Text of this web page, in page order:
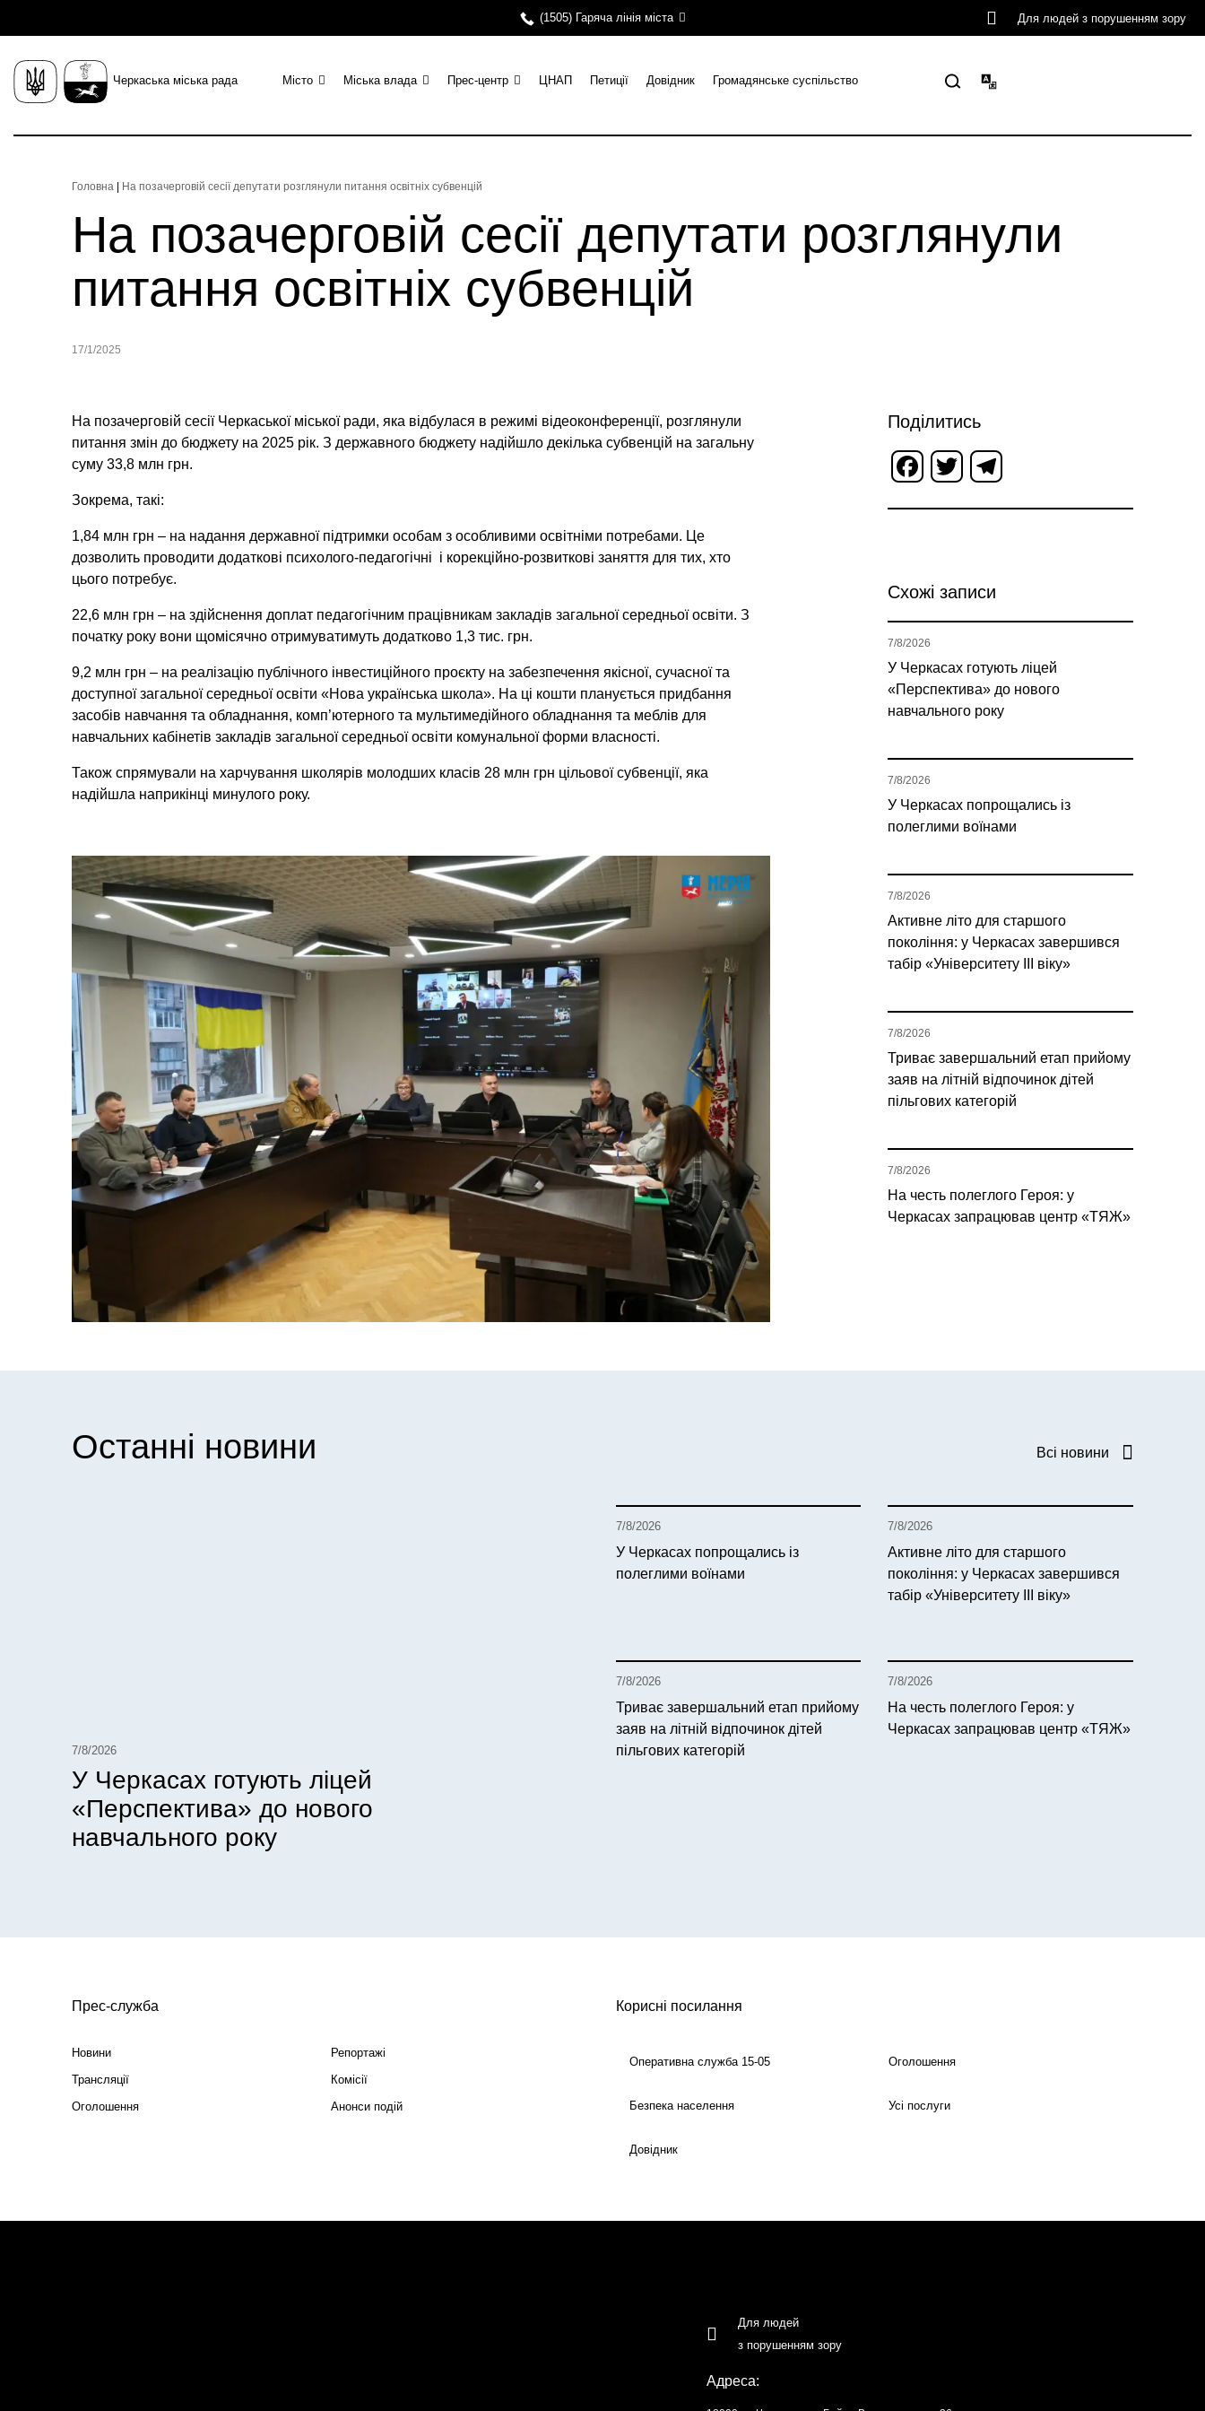
(1505) Гаряча лінія міста Для людей з порушенням зору
Черкаська міська рада Місто Міська влада Прес-центр ЦНАП Петиції Довідник Громадянське суспільство
Головна На позачерговій сесії депутати розглянули питання освітніх субвенцій
На позачерговій сесії депутати розглянули
питання освітніх субвенцій
17/1/2025
На позачерговій сесії Черкаської міської ради, яка відбулася в режимі відеоконференції, розглянули
питання змін до бюджету на 2025 рік. З державного бюджету надійшло декілька субвенцій на загальну
суму 33,8 млн грн.
Зокрема, такі:
1,84 млн грн – на надання державної підтримки особам з особливими освітніми потребами. Це
дозволить проводити додаткові психолого-педагогічні і корекційно-розвиткові заняття для тих, хто
цього потребує.
22,6 млн грн – на здійснення доплат педагогічним працівникам закладів загальної середньої освіти. З
початку року вони щомісячно отримуватимуть додатково 1,3 тис. грн.
9,2 млн грн – на реалізацію публічного інвестиційного проєкту на забезпечення якісної, сучасної та
доступної загальної середньої освіти «Нова українська школа». На ці кошти планується придбання
засобів навчання та обладнання, комп’ютерного та мультимедійного обладнання та меблів для
навчальних кабінетів закладів загальної середньої освіти комунальної форми власності.
Також спрямували на харчування школярів молодших класів 28 млн грн цільової субвенції, яка
надійшла наприкінці минулого року.
Поділитись
Facebook
Twitter
Схожі записи
У Черкасах готують ліцей
«Перспектива» до нового
навчального року
7/8/2026
У Черкасах попрощались із
полеглими воїнами
7/8/2026
Активне літо для старшого
покоління: у Черкасах завершився
табір «Університету ІІІ віку»
7/8/2026
Триває завершальний етап прийому
заяв на літній відпочинок дітей
пільгових категорій
7/8/2026
На честь полеглого Героя: у
Черкасах запрацював центр «ТЯЖ»
7/8/2026
Останні новини Всі новини
7/8/2026
У Черкасах готують ліцей
«Перспектива» до нового
навчального року
7/8/2026
У Черкасах попрощались із
полеглими воїнами
7/8/2026
Активне літо для старшого
покоління: у Черкасах завершився
табір «Університету ІІІ віку»
7/8/2026
Триває завершальний етап прийому
заяв на літній відпочинок дітей
пільгових категорій
7/8/2026
На честь полеглого Героя: у
Черкасах запрацював центр «ТЯЖ»
Прес-служба
Новини
Репортажі
Трансляції
Комісії
Оголошення
Анонси подій
Корисні посилання
Оперативна служба 15-05 Оголошення
Безпека населення Усі послуги
Довідник
Для людей
з порушенням зору
Адреса: